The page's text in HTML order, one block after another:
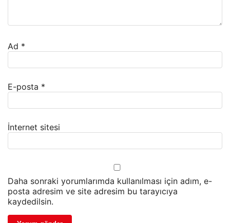
Ad *
E-posta *
İnternet sitesi
Daha sonraki yorumlarımda kullanılması için adım, e-
posta adresim ve site adresim bu tarayıcıya
kaydedilsin.